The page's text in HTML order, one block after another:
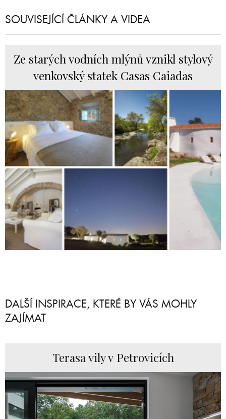
SOUVISEJÍCÍ ČLÁNKY A VIDEA
Ze starých vodních mlýnů vznikl stylový
venkovský statek Casas Caiadas
DALŠÍ INSPIRACE, KTERÉ BY VÁS MOHLY
ZAJÍMAT
Terasa vily v Petrovicích